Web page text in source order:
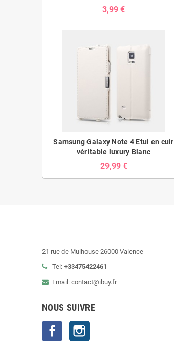
3,99 €
Samsung Galaxy Note 4 Etui en cuir
véritable luxury Blanc
29,99 €
21 rue de Mulhouse 26000 Valence
Tel: +33475422461
Email: contact@ibuy.fr
NOUS SUIVRE
Facebook